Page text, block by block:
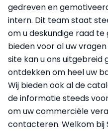
gedreven en
intern. Dit team staat
om u deskundige raad
bieden voor al uw
site kan u ons
ontdekken om heel uw
Wij bieden ook al de
de informatie steeds
om uw commerciële
contacteren. Welkom bij